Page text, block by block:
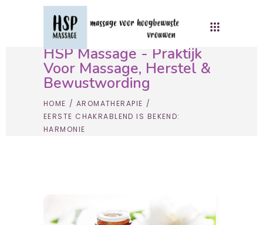
HSP Massage - Praktijk
Voor Massage, Herstel &
Bewustwording
HOME / AROMATHERAPIE /
EERSTE CHAKRABLEND IS BEKEND:
HARMONIE